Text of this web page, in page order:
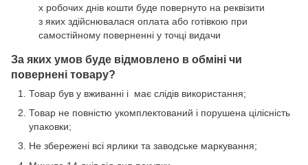
х робочих днів кошти буде повернуто на реквізити
з яких здійснювалася оплата або готівкою при
самостійному поверненні у точці видачи
За яких умов буде відмовлено в обміні чи
повернені товару?
Товар був у вживанні і має слідів використання;
Товар не повністю укомплектований і порушена цілісність
упаковки;
Не збережені всі ярлики та заводське маркування;